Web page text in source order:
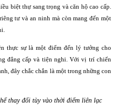
biệt thự sang trọng và căn hộ cao cấp.
tư và an ninh mà còn mang đến một
thực sự là một điểm đến lý tưởng cho
đẳng cấp và tiện nghi. Với vị trí chiến
đây chắc chắn là một trong những con
thay đổi tùy vào thời điểm liên lạc